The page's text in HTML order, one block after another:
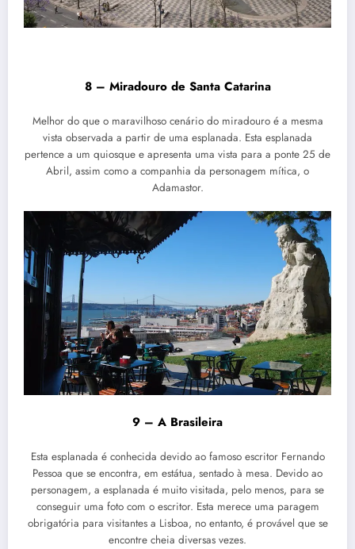
8 – Miradouro de Santa Catarina
Melhor do que o maravilhoso cenário do miradouro é a mesma
vista observada a partir de uma esplanada. Esta esplanada
pertence a um quiosque e apresenta uma vista para a ponte 25 de
Abril, assim como a companhia da personagem mítica, o
Adamastor.
9 – A Brasileira
Esta esplanada é conhecida devido ao famoso escritor Fernando
Pessoa que se encontra, em estátua, sentado à mesa. Devido ao
personagem, a esplanada é muito visitada, pelo menos, para se
conseguir uma foto com o escritor. Esta merece uma paragem
obrigatória para visitantes a Lisboa, no entanto, é provável que se
encontre cheia diversas vezes.